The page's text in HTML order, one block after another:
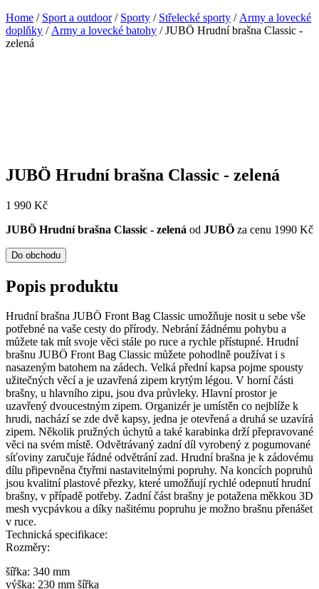
Home / Sport a outdoor/ Sporty / Střelecké sporty / Army a lovecké
doplňky / Army a lovecké batohy / JUBÖ Hrudní brašna Classic -
zelená
JUBÖ Hrudní brašna Classic - zelená
1 990 Kč
JUBÖ Hrudní brašna Classic - zelená od JUBÖ za cenu 1990 Kč
Do obchodu
Popis produktu
Hrudní brašna JUBÖ Front Bag Classic umožňuje nosit u sebe vše
potřebné na vaše cesty do přírody. Nebrání žádnému pohybu a
můžete tak mít svoje věci stále po ruce a rychle přístupné. Hrudní
brašnu JUBÖ Front Bag Classic můžete pohodlně používat i s
nasazeným batohem na zádech. Velká přední kapsa pojme spousty
užitečných věcí a je uzavřená zipem krytým légou. V horní části
brašny, u hlavního zipu, jsou dva průvleky. Hlavní prostor je
uzavřený dvoucestným zipem. Organizér je umístěn co nejblíže k
hrudi, nachází se zde dvě kapsy, jedna je otevřená a druhá se uzavírá
zipem. Několik pružných úchytů a také karabinka drží přepravované
věci na svém místě. Odvětrávaný zadní díl vyrobený z pogumované
síťoviny zaručuje řádné odvětrání zad. Hrudní brašna je k zádovému
dílu připevněna čtyřmi nastavitelnými popruhy. Na koncích popruhů
jsou kvalitní plastové přezky, které umožňují rychlé odepnutí hrudní
brašny, v případě potřeby. Zadní část brašny je potažena měkkou 3D
mesh vycpávkou a díky našitému popruhu je možno brašnu přenášet
v ruce.
Technická specifikace:
Rozměry:
šířka: 340 mm
výška: 230 mm šířka